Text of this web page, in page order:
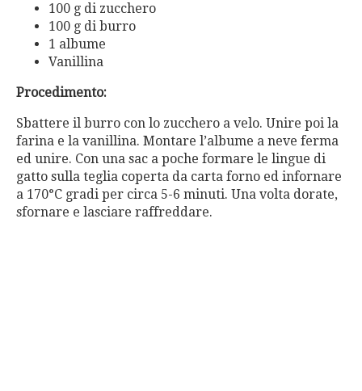
100 g di zucchero
100 g di burro
1 albume
Vanillina
Procedimento:
Sbattere il burro con lo zucchero a velo. Unire poi la
farina e la vanillina. Montare l’albume a neve ferma
ed unire. Con una sac a poche formare le lingue di
gatto sulla teglia coperta da carta forno ed infornare
a 170°C gradi per circa 5-6 minuti. Una volta dorate,
sfornare e lasciare raffreddare.